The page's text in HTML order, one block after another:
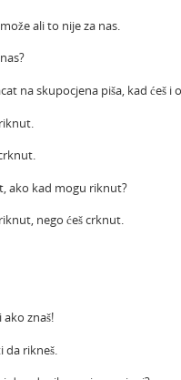
ali to nije za nas.
na skupocjena piša, kad ćeš i
ako kad mogu riknut?
nego ćeš crknut.
ako znaš!
da rikneš.